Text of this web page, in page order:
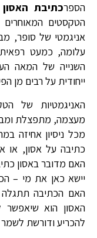
הספרכתיבת האסון
אניגמטי של סופר,
עלומה, כמעט
השנייה של המאה
ייחודית על רבים מן
האניגמטיות של
מעצמה, מתפצלת
מכל ניסיון אחיזה
כתיבה על אסון, או
האם מדובר באסון
יישא כאן את מי –
האם הכתיבה תתגלה
האסון הוא
להכריע ודורשת